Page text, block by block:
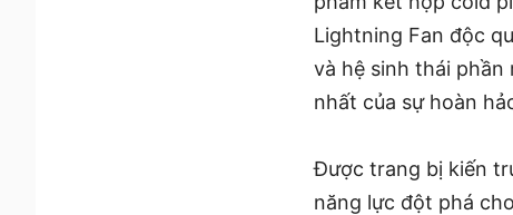
Lightning Fan độc
và hệ sinh thái
nhất của sự hoàn
Được trang bị kiến
năng lực đột phá